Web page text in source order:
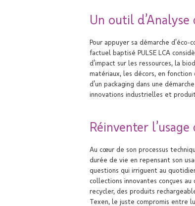
Un outil
Pour appuyer sa démarche
factuel baptisé PULSE LCA
d’impact sur les ressources, la
matériaux, les décors, en
d’un packaging dans une
innovations industrielles et
Réinventer
Au cœur de son processus
durée de vie en repensant son
questions qui irriguent au
collections innovantes conçues
recycler, des produits
Texen, le juste compromis entre